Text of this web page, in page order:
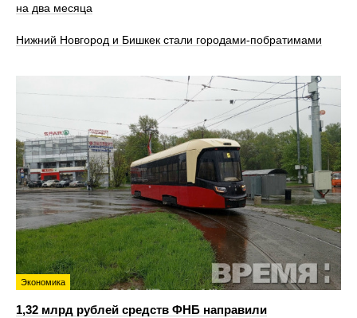
на два месяца
Нижний Новгород и Бишкек стали городами-побратимами
Экономика
1,32 млрд рублей средств ФНБ направили